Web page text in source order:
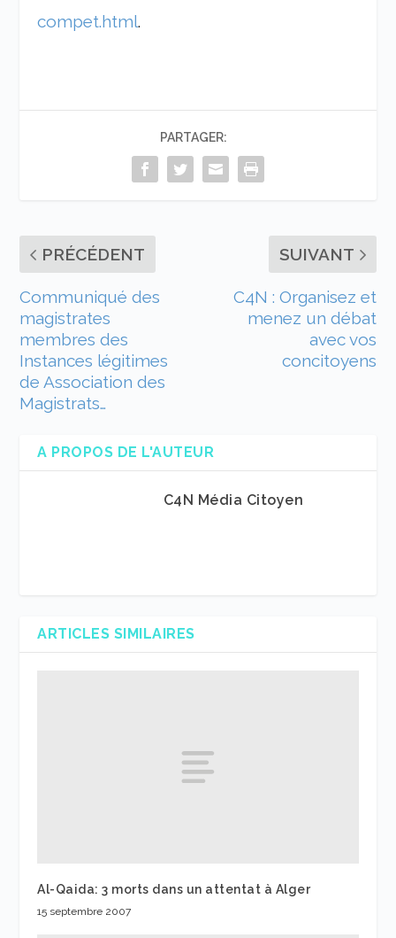
compet.html.
PARTAGER:
PRÉCÉDENT
Communiqué des
magistrates
membres des
Instances légitimes
de Association des
Magistrats…
SUIVANT
C4N : Organisez et
menez un débat
avec vos
concitoyens
A PROPOS DE L'AUTEUR
C4N Média Citoyen
ARTICLES SIMILAIRES
Al-Qaida: 3 morts dans un attentat à Alger
15 septembre 2007